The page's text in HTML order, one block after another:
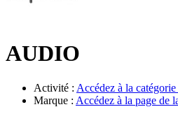
AUDIO
Activité : Accédez à la
Marque : Accédez à la page de